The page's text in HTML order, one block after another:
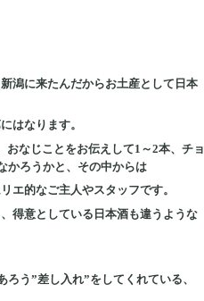
潟に来たんだからお土産として日本
はなります。
なじことをお伝えして1～2本、チョ
かろうかと、その中からは
エ的なご主人やスタッフです。
得意としている日本酒も違うような
う”差し入れ”をしてくれている、